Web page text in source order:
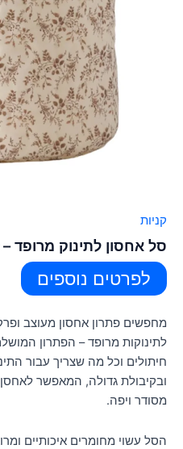
קניות
סל אחסון לתינוק מרופד –
לפרטים נוספים
מחפשים פתרון אחסון מעוצב
לתינוקות מרופד – הפתרון
חיתולים וכל מה שצריך עבור
ובקיבולת גדולה, המאפשר
מסודר ויפה.
הסל עשוי מחומרים איכותיים